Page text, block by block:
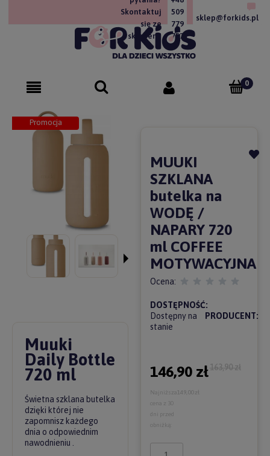
Skontaktuj
się ze
sklepem!
509
779
757
sklep@forkids.pl
Promocja
Muuki
Daily Bottle
720 ml
Świetna szklana butelka
dzięki której nie
zapomnisz każdego
dnia o odpowiednim
nawodnieniu .
MUUKI
SZKLANA
butelka na
WODĘ /
NAPARY 720
ml COFFEE
MOTYWACYJNA
Ocena:
DOSTĘPNOŚĆ:
Dostępny na
stanie
PRODUCENT:
146,90 zł163,90 zł
Najniższa
cena z 30
dni przed
obniżką:
149,00 zł